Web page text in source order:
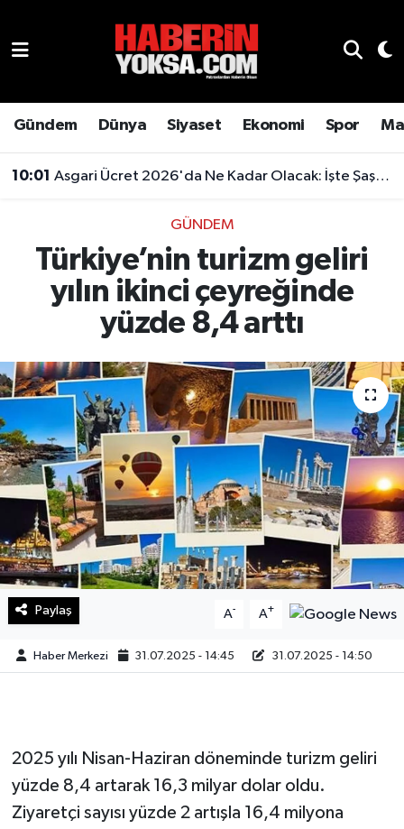
Gündem Dünya Siyaset Ekonomi Spor
10:01 Asgari Ücret 2026'da Ne Kadar Olacak: İşte Şaşırtan Rakam
GÜNDEM
Türkiye’nin turizm geliri
yılın ikinci çeyreğinde
yüzde 8,4 arttı
Paylaş A- A+
Haber Merkezi 31.07.2025 - 14:45 31.07.2025 - 14:50
2025 yılı Nisan-Haziran döneminde turizm geliri
yüzde 8,4 artarak 16,3 milyar dolar oldu.
Ziyaretçi sayısı yüzde 2 artışla 16,4 milyona
Genel
Gündem
Otomobil
Sağlık
Teknoloji
Yaşam
Hava Durumu
Son Dakika Haberleri
Haber Arşivi